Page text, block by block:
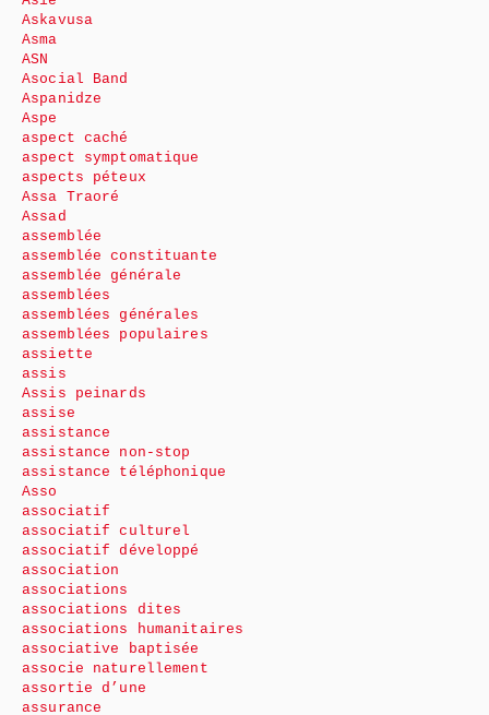
Askavusa
Asma
ASN
Asocial Band
Aspanidze
Aspe
aspect caché
aspect symptomatique
aspects péteux
Assa Traoré
Assad
assemblée
assemblée constituante
assemblée générale
assemblées
assemblées générales
assemblées populaires
assiette
assis
Assis peinards
assise
assistance
assistance non-stop
assistance téléphonique
Asso
associatif
associatif culturel
associatif développé
association
associations
associations dites
associations humanitaires
associative baptisée
associe naturellement
assortie d’une
assurance